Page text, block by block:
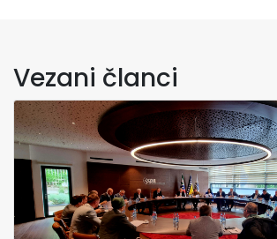
Vezani članci